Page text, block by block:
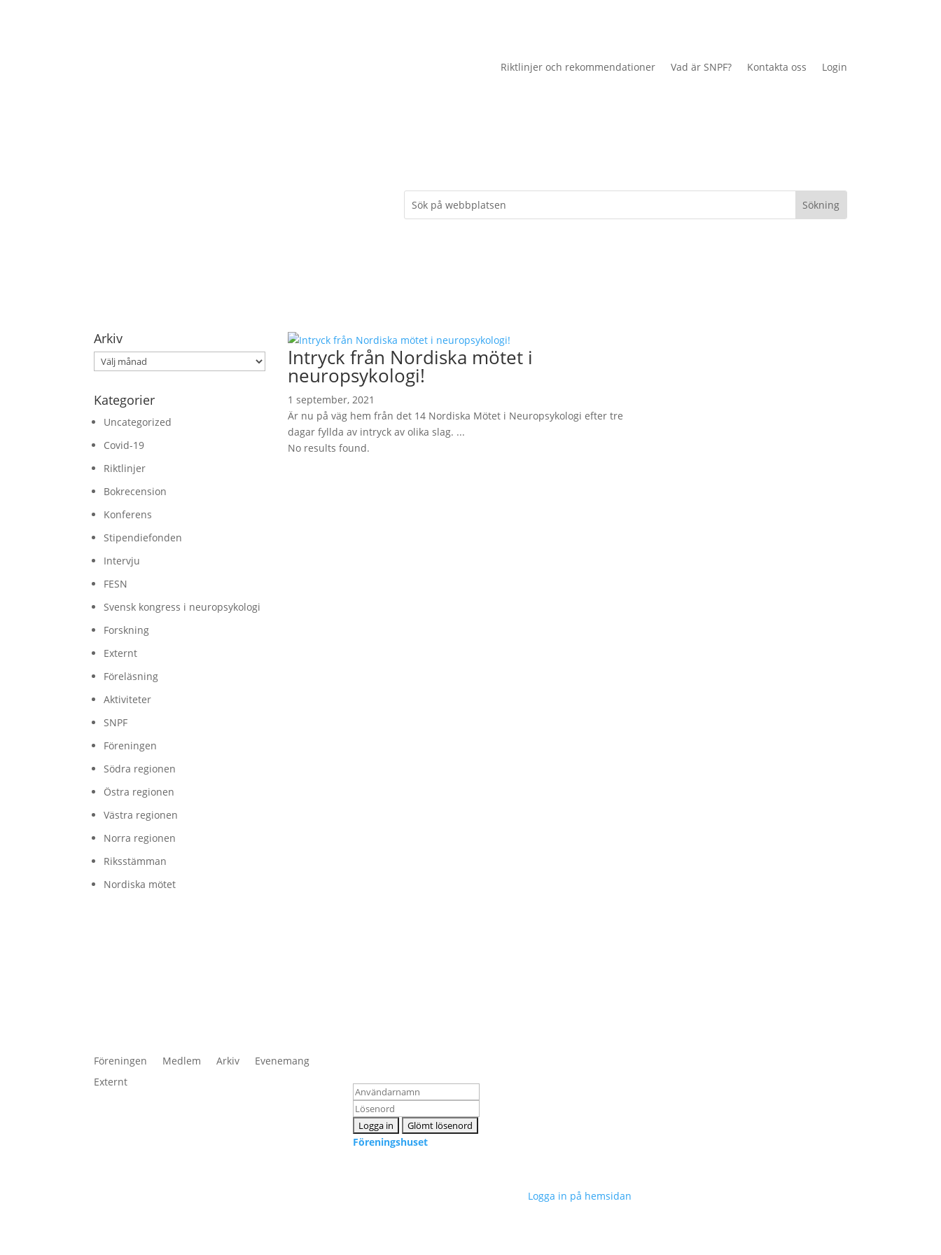
Riktlinjer och rekommendationer Vad är SNPF? Kontakta oss Login
Arkiv
Arkiv
Kategorier
Uncategorized
Covid-19
Riktlinjer
Bokrecension
Konferens
Stipendiefonden
Intervju
FESN
Svensk kongress i neuropsykologi
Forskning
Externt
Föreläsning
Aktiviteter
SNPF
Föreningen
Södra regionen
Östra regionen
Västra regionen
Norra regionen
Riksstämman
Nordiska mötet
Intryck från Nordiska mötet i
neuropsykologi!
1 september, 2021
Är nu på väg hem från det 14 Nordiska Mötet i Neuropsykologi efter tre
dagar fyllda av intryck av olika slag. ...
No results found.
Föreningen Medlem Arkiv
Evenemang
Externt
Föreningshuset
Logga in på hemsidan